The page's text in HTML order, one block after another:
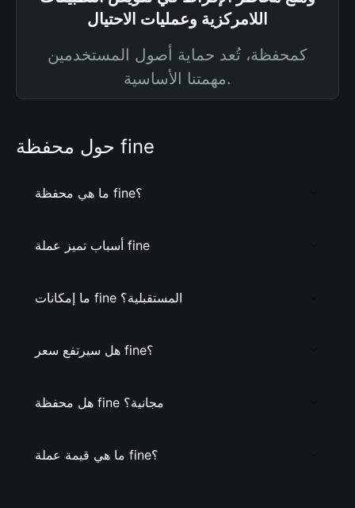
اللامركزية وعمليات الاحتيال
كمحفظة، تُعد حماية أصول المستخدمين
مهمتنا الأساسية.
حول محفظة fine
ما هي محفظة fine؟
أسباب تميز عملة fine
ما إمكانات fine المستقبلية؟
هل سيرتفع سعر fine؟
هل محفظة fine مجانية؟
ما هي قيمة عملة fine؟